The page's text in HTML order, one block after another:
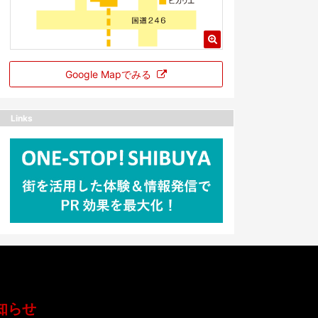
Google Mapでみる
Links
らせ